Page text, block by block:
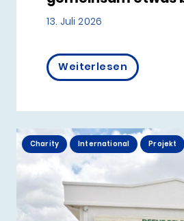
13. Juli 2026
Weiterlesen
Charity International Projekt